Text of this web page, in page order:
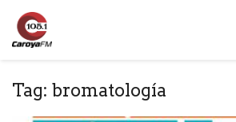
Tag: bromatología